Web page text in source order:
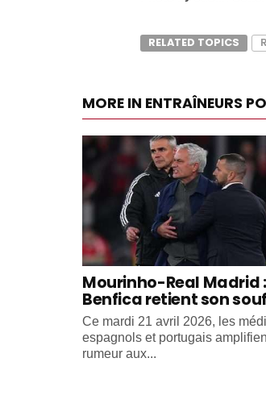
RELATED TOPICS
MORE IN ENTRAÎNEURS
Mourinho-Real Madrid :
Benfica retient son
Ce mardi 21 avril 2026, les
espagnols et portugais
rumeur aux...